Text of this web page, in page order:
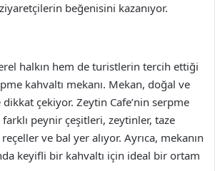
beğenisini kazanıyor.
halkın hem de turistlerin tercih ettiği
kahvaltı mekanı. Mekan, doğal ve
çekiyor. Zeytin Cafe’nin serpme
farklı peynir çeşitleri, zeytinler, taze
ve bal yer alıyor. Ayrıca, mekanın
keyifli bir kahvaltı için ideal bir ortam